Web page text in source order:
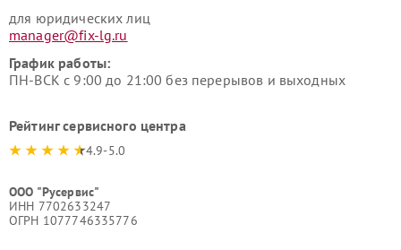
для юридических лиц
manager@fix-lg.ru
График работы:
ПН-ВСК с 9:00 до 21:00 без перерывов и выходных
Рейтинг сервисного центра
4.9-5.0
ООО "Русервис"
ИНН 7702633247
ОГРН 1077746335776